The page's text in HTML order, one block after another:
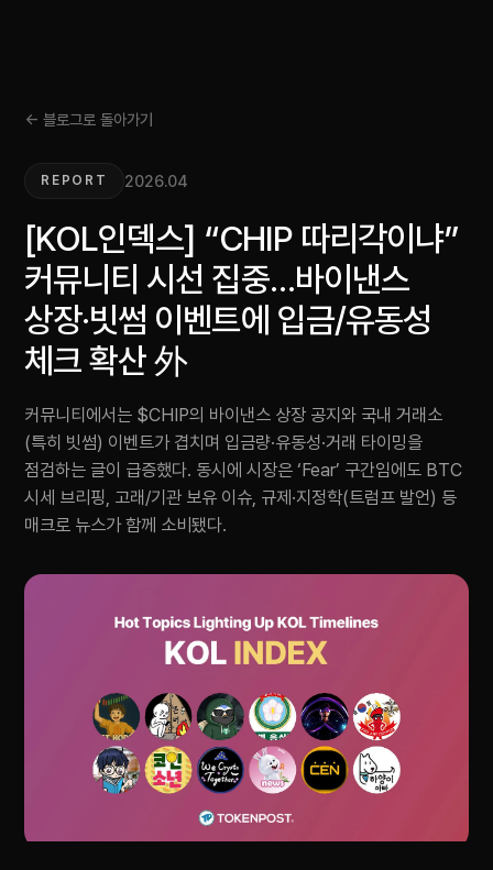
← 블로그로 돌아가기
REPORT 2026.04
[KOL인덱스] “CHIP 따리각이냐”
커뮤니티 시선 집중…바이낸스
상장·빗썸 이벤트에 입금/유동성
체크 확산 外
커뮤니티에서는 $CHIP의 바이낸스 상장 공지와 국내 거래소
(특히 빗썸) 이벤트가 겹치며 입금량·유동성·거래 타이밍을
점검하는 글이 급증했다. 동시에 시장은 ‘Fear’ 구간임에도 BTC
시세 브리핑, 고래/기관 보유 이슈, 규제·지정학(트럼프 발언) 등
매크로 뉴스가 함께 소비됐다.